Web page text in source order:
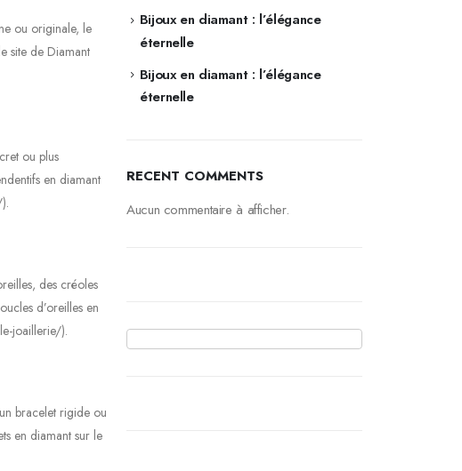
ou originale, le
site de Diamant
ou plus
en diamant
des créoles
d’oreilles en
joaillerie/).
bracelet rigide ou
en diamant sur le
Bijoux en diamant : l’élégance
éternelle
Bijoux en diamant : l’élégance
éternelle
RECENT COMMENTS
Aucun commentaire à afficher.